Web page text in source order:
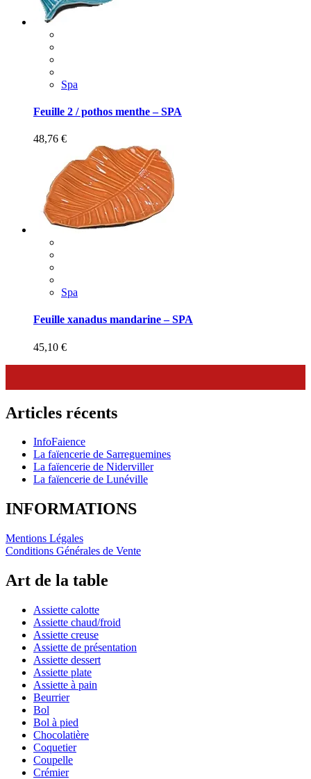
Spa
Feuille 2 / pothos menthe – SPA
48,76 €
Spa
Feuille xanadus mandarine – SPA
45,10 €
Articles récents
InfoFaience
La faïencerie de Sarreguemines
La faïencerie de Niderviller
La faïencerie de Lunéville
INFORMATIONS
Mentions Légales
Conditions Générales de Vente
Art de la table
Assiette calotte
Assiette chaud/froid
Assiette creuse
Assiette de présentation
Assiette dessert
Assiette plate
Assiette à pain
Beurrier
Bol
Bol à pied
Chocolatière
Coquetier
Coupelle
Crémier